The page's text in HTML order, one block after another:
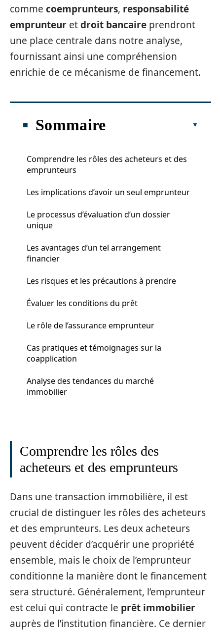
comme coemprunteurs, responsabilité
emprunteur etdroit bancaire prendront
une place centrale dans notre analyse,
fournissant ainsi une compréhension
enrichie de ce mécanisme de financement.
Sommaire
Comprendre les rôles des acheteurs et des
emprunteurs
Les implications d’avoir un seul emprunteur
Le processus d’évaluation d’un dossier
unique
Les avantages d’un tel arrangement
financier
Les risques et les précautions à prendre
Évaluer les conditions du prêt
Le rôle de l’assurance emprunteur
Cas pratiques et témoignages sur la
coapplication
Analyse des tendances du marché
immobilier
Comprendre les rôles des
acheteurs et des emprunteurs
Dans une transaction immobilière, il est
crucial de distinguer les rôles des acheteurs
et des emprunteurs. Les deux acheteurs
peuvent décider d’acquérir une propriété
ensemble, mais le choix de l’emprunteur
conditionne la manière dont le financement
sera structuré. Généralement, l’emprunteur
est celui qui contracte le prêt immobilier
auprès de l’institution financière. Ce dernier